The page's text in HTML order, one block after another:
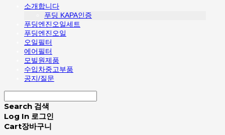
소개합니다
푸딩 KAPA인증
푸딩엔진오일세트
푸딩엔진오일
오일필터
에어필터
모빌원제품
수입차중고부품
공지/질문
Search 검색
Log In 로그인
Cart장바구니